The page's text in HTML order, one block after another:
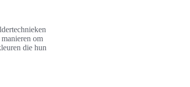
om
die hun